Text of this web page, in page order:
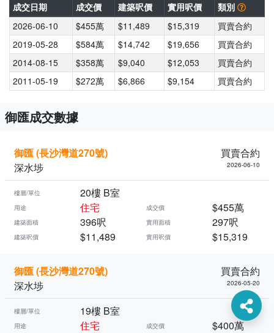
成交日期 成交價 建築呎價 實用呎價
類別
2026-06-10
$455萬 $11,489 $15,319
買賣合約
2019-05-28
$584萬 $14,742 $19,656
買賣合約
2014-08-15
$358萬 $9,040 $12,053
買賣合約
2011-05-19
$272萬 $6,866 $9,154 買賣合約
御匯成交數據
御匯 (長沙灣道270號)
買賣合約
深水埗
2026-06-10
樓層/單位 20樓 B室
用途 住宅 成交價 $455萬
建築面積 396呎 實用面積 297呎
建築呎價 $11,489 實用呎價 $15,319
御匯 (長沙灣道270號)
買賣合約
深水埗
2026-05-20
樓層/單位 19樓 B室
用途 住宅 成交價 $400萬